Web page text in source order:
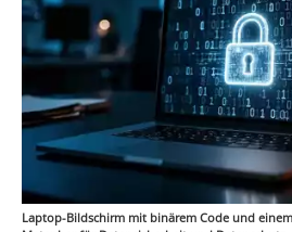
Laptop-Bildschirm mit binärem Code und